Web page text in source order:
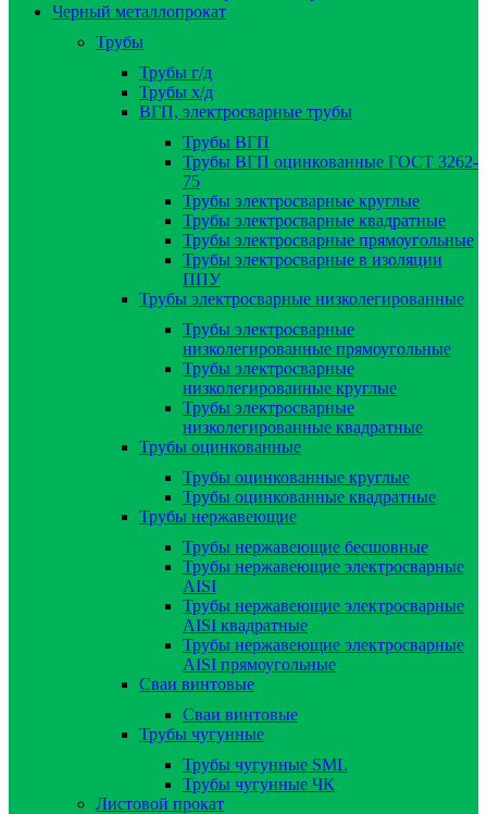
Черный металлопрокат
Трубы
Трубы г/д
Трубы х/д
ВГП, электросварные трубы
Трубы ВГП
Трубы ВГП оцинкованные ГОСТ 3262-
75
Трубы электросварные круглые
Трубы электросварные квадратные
Трубы электросварные прямоугольные
Трубы электросварные в изоляции
ППУ
Трубы электросварные низколегированные
Трубы электросварные
низколегированные прямоугольные
Трубы электросварные
низколегированные круглые
Трубы электросварные
низколегированные квадратные
Трубы оцинкованные
Трубы оцинкованные круглые
Трубы оцинкованные квадратные
Трубы нержавеющие
Трубы нержавеющие бесшовные
Трубы нержавеющие электросварные
AISI
Трубы нержавеющие электросварные
AISI квадратные
Трубы нержавеющие электросварные
AISI прямоугольные
Сваи винтовые
Сваи винтовые
Трубы чугунные
Трубы чугунные SML
Трубы чугунные ЧК
Листовой прокат